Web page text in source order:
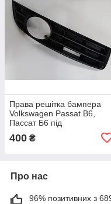
Права решітка бампера
Volkswagen Passat B6,
Пассат Б6 під
3C0853666A.
400 ₴
Про нас
96% позитивних з 689